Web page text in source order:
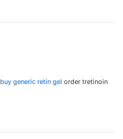
buy generic retin gel order tretinoin